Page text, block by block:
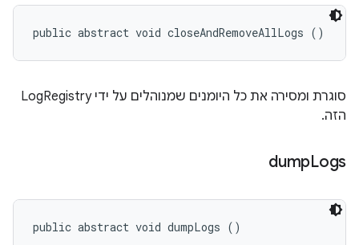
public abstract void closeAndRemoveAllLogs ()
סוגרת ומסירה את כל היומנים שמנוהלים על ידי LogRegistry
הזה.
dumpLogs
public abstract void dumpLogs ()